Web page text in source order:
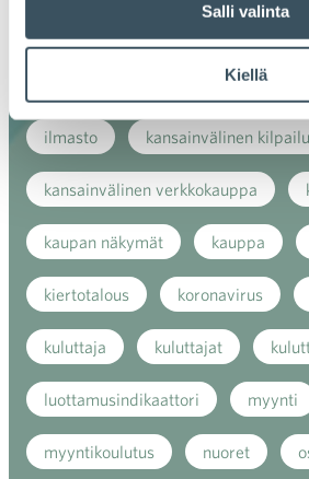
Salli valinta
Kiellä
ilmasto kansainvälinen kilpailu
kansainvälinen verkkokauppa
kaupan näkymät kauppa
kiertotalous koronavirus
kuluttaja kuluttajat
luottamusindikaattori myynti
myyntikoulutus nuoret